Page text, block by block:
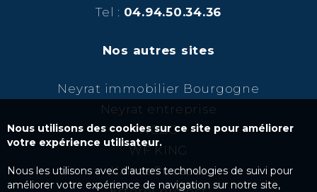
Tel : 04.94.50.34.36
Nos autres sites
Neyrat immobilier Bourgogne
Neyrat entreprise
NCBC
WF KING
Kairos Success
Nous utilisons des cookies sur ce site pour améliorer
votre expérience utilisateur.
Nous les utilisons avec d'autres technologies de suivi pour
améliorer votre expérience de navigation sur notre site,